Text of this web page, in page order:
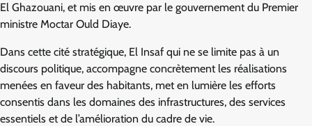
El Ghazouani, et mis en œuvre par le gouvernement du Premier
ministre Moctar Ould Diaye.
Dans cette cité stratégique, El Insaf qui ne se limite pas à un
discours politique, accompagne concrètement les réalisations
menées en faveur des habitants, met en lumière les efforts
consentis dans les domaines des infrastructures, des services
essentiels et de l’amélioration du cadre de vie.